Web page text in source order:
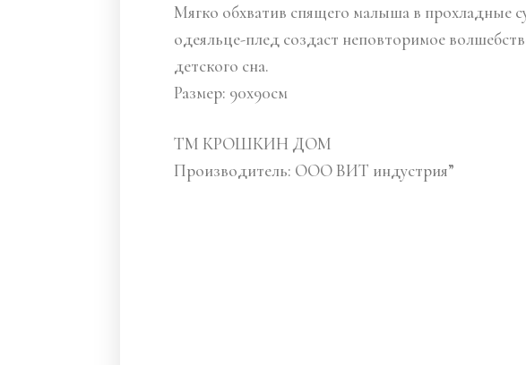
Мягко обхватив спящего малыша в прохладные
одеяльце-плед создаст неповторимое
детского сна.
Размер: 90х90см
ТМ КРОШКИН ДОМ
Производитель: ООО ВИТ индустрия”